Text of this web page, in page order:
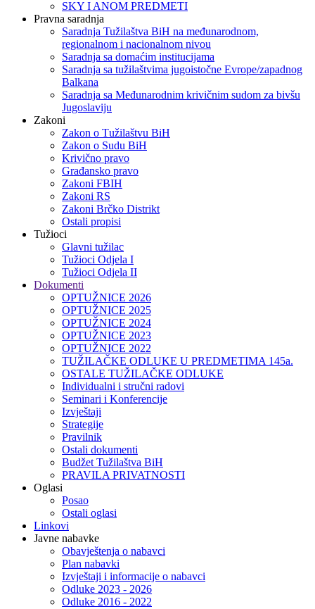
SKY I ANOM PREDMETI
Pravna saradnja
Saradnja Tužilaštva BiH na međunarodnom,
regionalnom i nacionalnom nivou
Saradnja sa domaćim institucijama
Saradnja sa tužilaštvima jugoistočne Evrope/zapadnog
Balkana
Saradnja sa Međunarodnim krivičnim sudom za bivšu
Jugoslaviju
Zakoni
Zakon o Тužilaštvu BiH
Zakon o Sudu BiH
Krivično pravo
Građansko pravo
Zakoni FBIH
Zakoni RS
Zakoni Brčko Distrikt
Ostali propisi
Tužioci
Glavni tužilac
Tužioci Odjela I
Tužioci Odjela II
Dokumenti
OPTUŽNICE 2026
OPTUŽNICE 2025
OPTUŽNICE 2024
OPTUŽNICE 2023
OPTUŽNICE 2022
TUŽILAČKE ODLUKE U PREDMETIMA 145a.
OSTALE TUŽILAČKE ODLUKE
Individualni i stručni radovi
Seminari i Konferencije
Izvještaji
Strategije
Pravilnik
Ostali dokumenti
Budžet Tužilaštva BiH
PRAVILA PRIVATNOSTI
Oglasi
Posao
Ostali oglasi
Linkovi
Javne nabavke
Obavještenja o nabavci
Plan nabavki
Izvještaji i informacije o nabavci
Odluke 2023 - 2026
Odluke 2016 - 2022